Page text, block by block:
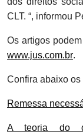
CLT. “, informou
Os artigos
www.jus.com.br.
Confira abaixo
Remessa
A teoria do